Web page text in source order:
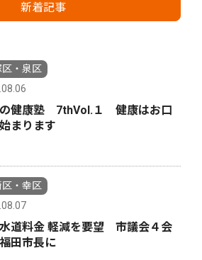
新着記事
区・泉区
健康塾 7thVol.１ 健康はお口
まります
区・幸区
道料金 軽減を要望 市議会４会
田市長に